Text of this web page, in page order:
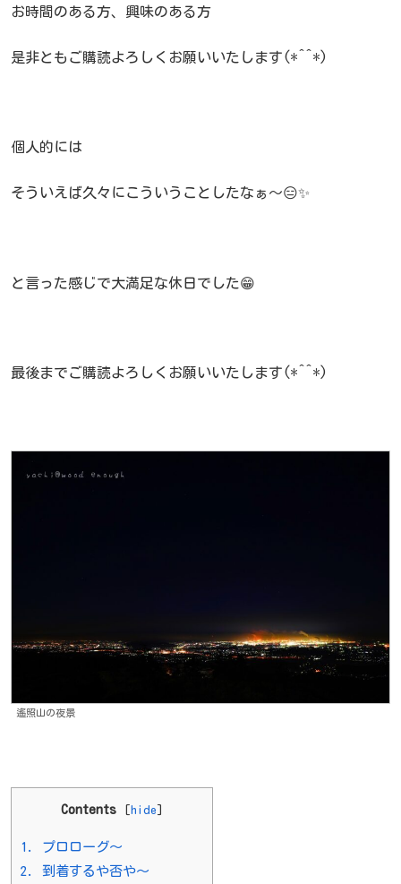
お時間のある方、興味のある方
是非ともご購読よろしくお願いいたします(*^^*)
個人的には
そういえば久々にこういうことしたなぁ～😑✨
と言った感じで大満足な休日でした😁
最後までご購読よろしくお願いいたします(*^^*)
遙照山の夜景
Contents [ hide ]
1.
プロローグ～
2.
到着するや否や～